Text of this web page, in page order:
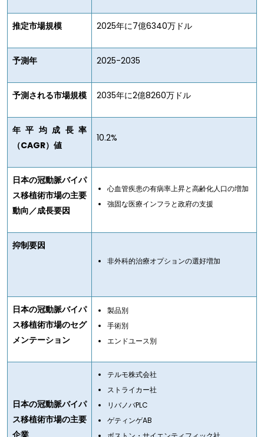
推定市場規模 2025年に7億6340万ドル
予測年 2025-2035
予測される市場規模 2035年に2億8260万ドル
年平均成長率
（CAGR）値
10.2%
日本の冠動脈バイパ
ス移植術市場の主要
動向／成長要因
心血管疾患の有病率上昇と高齢化人口の増加
強固な医療インフラと政府の支援
抑制要因
非外科的治療オプションの選好増加
日本の冠動脈バイパ
ス移植術市場のセグ
メンテーション
製品別
手術別
エンドユース別
日本の冠動脈バイパ
ス移植術市場の主要
企業
テルモ株式会社
ストライカー社
リバノバPLC
ゲティンゲAB